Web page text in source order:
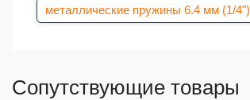
металлические пружины 6.4 мм (1/4")
Сопутствующие товары